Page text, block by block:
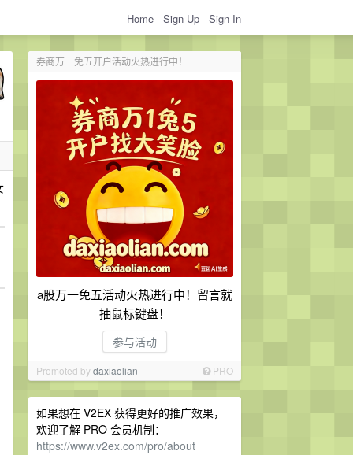
Home Sign Up Sign In
券商万一免五开户活动火热进行中！
a股万一免五活动火热进行中！留言就
抽鼠标键盘！
参与活动
Promoted bydaxiaolian PRO
如果想在 V2EX 获得更好的推广效果，
欢迎了解 PRO 会员机制：
https://www.v2ex.com/pro/about